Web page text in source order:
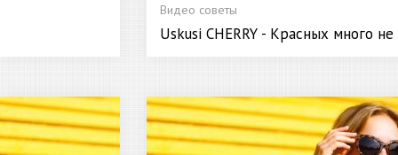
Видео советы
Uskusi CHERRY - Красных много